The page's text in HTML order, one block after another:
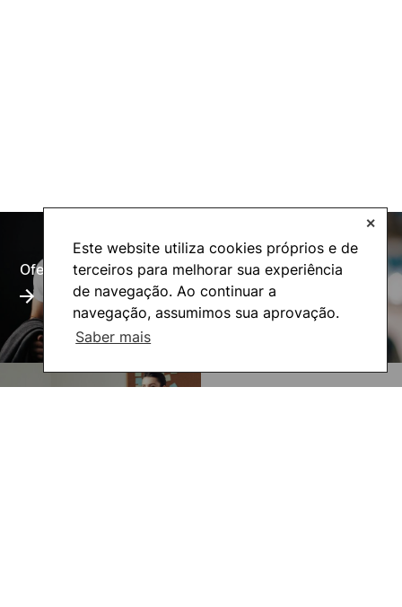
Este website utiliza cookies próprios e de
terceiros para melhorar sua experiência
de navegação. Ao continuar a
navegação, assumimos sua aprovação.
Saber mais
✕
Oferta Formativa Alumni